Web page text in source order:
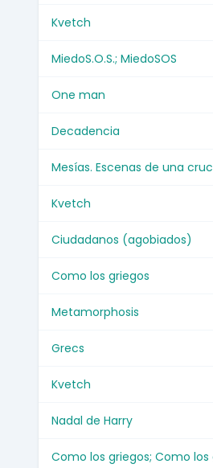
Kvetch
MiedoS.O.S.; MiedoSOS
One man
Decadencia
Mesías. Escenas de una
Kvetch
Ciudadanos (agobiados)
Como los griegos
Metamorphosis
Grecs
Kvetch
Nadal de Harry
Como los griegos; Como